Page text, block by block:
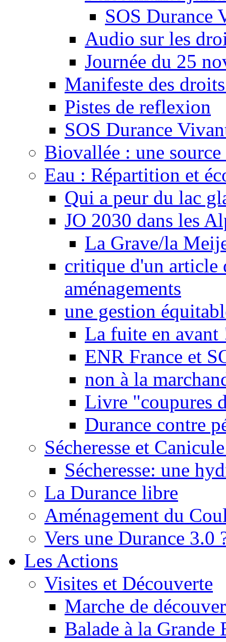
SOS Durance
Audio sur les
Journée du 25
Manifeste des
Pistes de reflexion
SOS Durance
Biovallée : une
Eau : Répartition et
Qui a peur du lac
JO 2030 dans les
La Grave/la
critique d'un article
aménagements
une gestion
La fuite en avant
ENR France et
non à la
Livre "coupures
Durance contre
Sécheresse et
Sécheresse: une
La Durance libre
Aménagement du
Vers une Durance 3.0
Les Actions
Visites et Découverte
Marche de
Balade à la Grande